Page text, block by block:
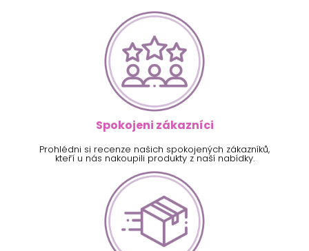
Spokojeni zákazníci
Prohlédni si recenze našich spokojených zákazníků,
kteří u nás nakoupili produkty z naší nabídky.